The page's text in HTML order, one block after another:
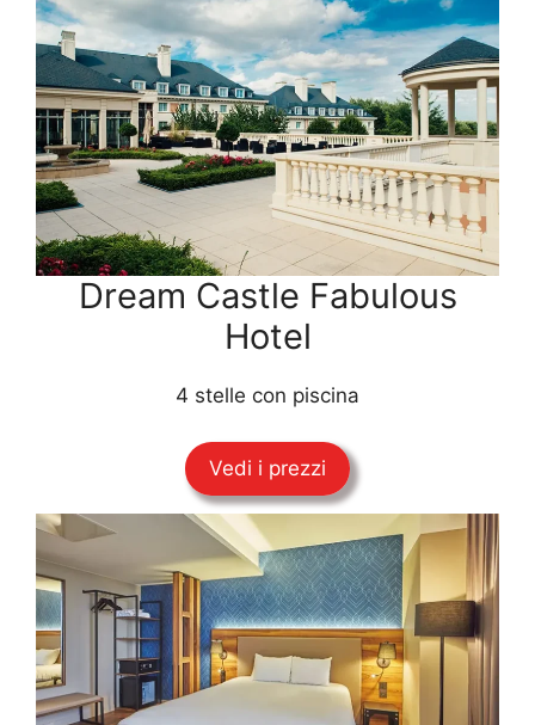
Dream Castle Fabulous
Hotel
4 stelle con piscina
Vedi i prezzi